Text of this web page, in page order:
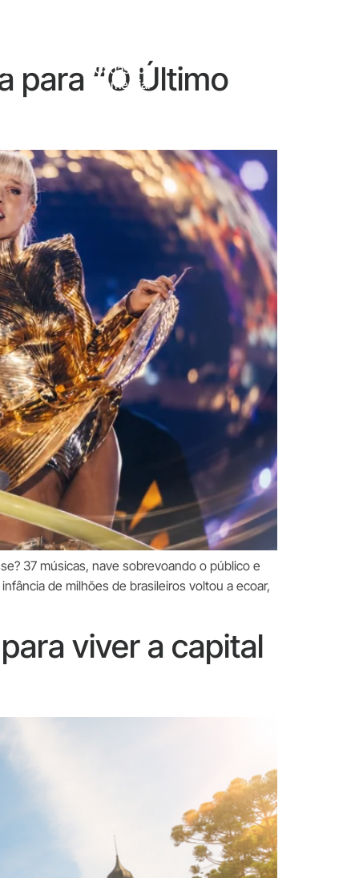
Cadastro
Comercial
para “O Último
37 músicas, nave sobrevoando o público e
de milhões de brasileiros voltou a ecoar,
viver a capital